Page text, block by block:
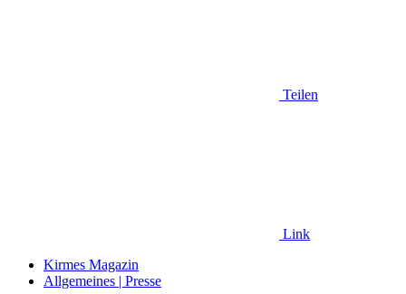
Teilen
Link
Kirmes Magazin
Allgemeines | Presse